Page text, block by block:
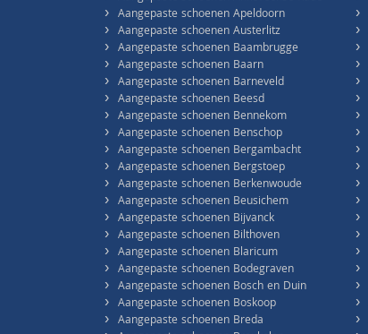
› Aangepaste schoenen Apeldoorn
› Aangepaste schoenen Austerlitz
› Aangepaste schoenen Baambrugge
› Aangepaste schoenen Baarn
› Aangepaste schoenen Barneveld
› Aangepaste schoenen Beesd
› Aangepaste schoenen Bennekom
› Aangepaste schoenen Benschop
› Aangepaste schoenen Bergambacht
› Aangepaste schoenen Bergstoep
› Aangepaste schoenen Berkenwoude
› Aangepaste schoenen Beusichem
› Aangepaste schoenen Bijvanck
› Aangepaste schoenen Bilthoven
› Aangepaste schoenen Blaricum
› Aangepaste schoenen Bodegraven
› Aangepaste schoenen Bosch en Duin
› Aangepaste schoenen Boskoop
› Aangepaste schoenen Breda
›
›
›
›
›
›
›
›
›
›
›
›
›
›
›
›
›
›
›